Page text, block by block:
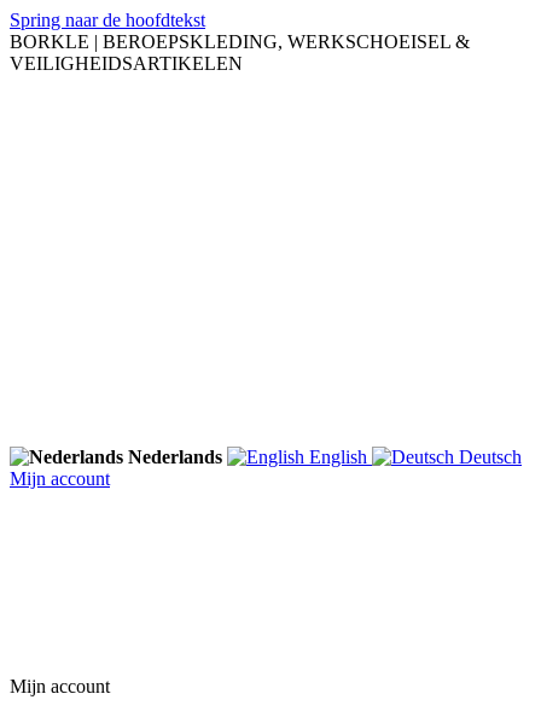
Spring naar de hoofdtekst
BORKLE | BEROEPSKLEDING, WERKSCHOEISEL &
VEILIGHEIDSARTIKELEN
Nederlands English
Deutsch
Mijn account
Mijn account